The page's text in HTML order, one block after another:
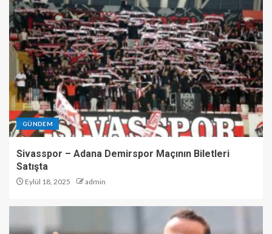
GÜNDEM
Sivasspor – Adana Demirspor Maçının Biletleri
Satışta
Eylül 18, 2025 admin